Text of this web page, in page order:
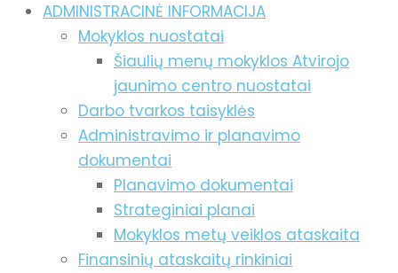
ADMINISTRACINĖ INFORMACIJA
Mokyklos nuostatai
Šiaulių menų mokyklos Atvirojo
jaunimo centro nuostatai
Darbo tvarkos taisyklės
Administravimo ir planavimo
dokumentai
Planavimo dokumentai
Strateginiai planai
Mokyklos metų veiklos ataskaita
Finansinių ataskaitų rinkiniai